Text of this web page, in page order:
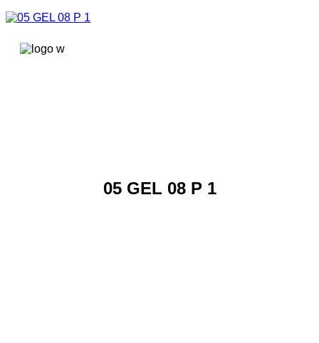
콘텐츠로
05 GEL 08 P 1